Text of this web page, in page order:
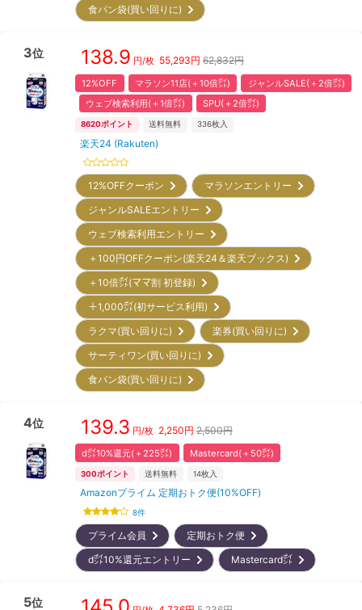
食パン袋(買い回りに)
3位 138.9 円/枚 55,293円 62,832円
12%OFF マラソン11店(＋10倍㌽)
ジャンルSALE(＋2倍㌽)
ウェブ検索利用(＋1倍㌽)
SPU(＋2倍㌽)
8620ポイント 送料無料 336枚入
楽天24 (Rakuten)
12%OFFクーポン
マラソンエントリー
ジャンルSALEエントリー
ウェブ検索利用エントリー
＋100円OFFクーポン(楽天24＆楽天ブックス)
＋10倍㌽(ママ割 初登録)
＋1,000㌽(初サービス利用)
ラクマ(買い回りに)
楽券(買い回りに)
サーティワン(買い回りに)
食パン袋(買い回りに)
4位 139.3 円/枚 2,250円 2,500円
d㌽10%還元(＋225㌽) Mastercard(＋50㌽)
300ポイント 送料無料 14枚入
Amazonプライム 定期おトク便(10%OFF)
8件
プライム会員
定期おトク便
d㌽10%還元エントリー
Mastercard㌽
5位